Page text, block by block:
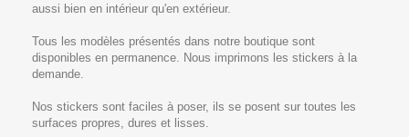
aussi bien en intérieur qu'en extérieur.
Tous les modèles présentés dans notre boutique sont
disponibles en permanence. Nous imprimons les stickers à la
demande.
Nos stickers sont faciles à poser, ils se posent sur toutes les
surfaces propres, dures et lisses.